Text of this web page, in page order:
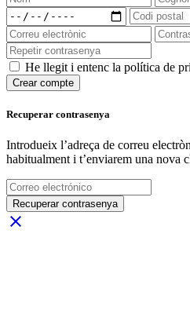
He llegit i entenc la política de
Crear compte
Recuperar contrasenya
Introdueix l’adreça de correu
habitualment i t’enviarem una nova
Recuperar contrasenya
close